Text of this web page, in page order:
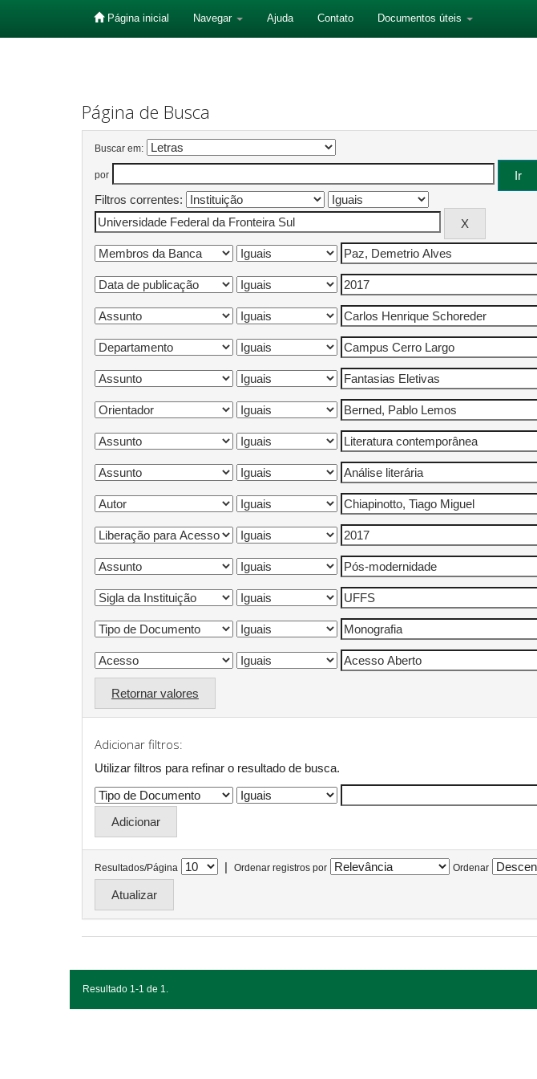
Página inicial Navegar Ajuda Contato Documentos úteis
Página de Busca
Buscar em:
por
Filtros correntes:
Retornar valores
Adicionar filtros:
Utilizar filtros para refinar o resultado de busca.
Resultados/Página | Ordenar registros por Ordenar
Resultado 1-1 de 1.